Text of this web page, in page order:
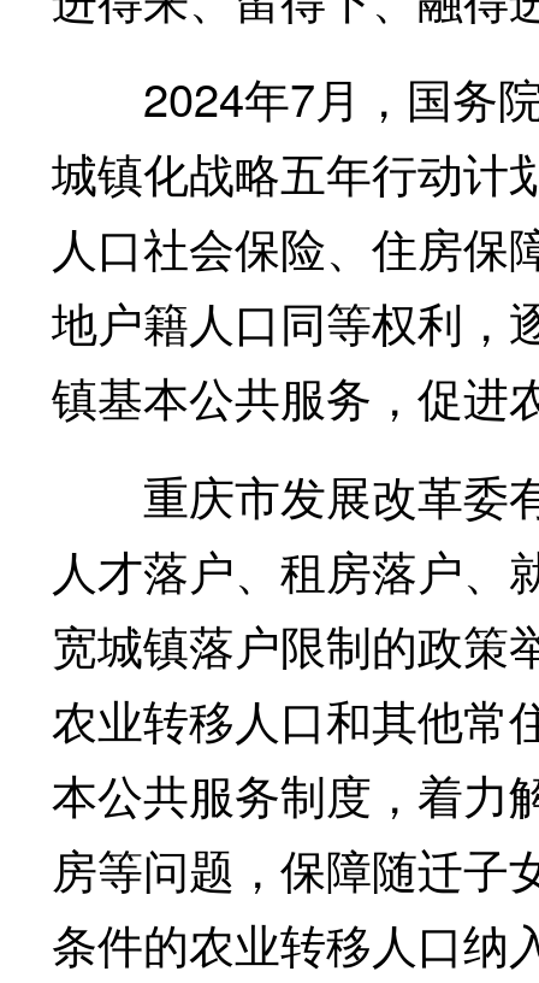
2024年7月，国务院
城镇化战略五年行动计
人口社会保险、住房保
地户籍人口同等权利，
镇基本公共服务，促进
重庆市发展改革委
人才落户、租房落户、
宽城镇落户限制的政策
农业转移人口和其他常
本公共服务制度，着力
房等问题，保障随迁子
条件的农业转移人口纳